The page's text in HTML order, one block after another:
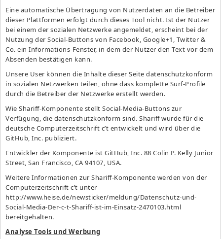
Eine automatische Übertragung von Nutzerdaten an die Betreiber
dieser Plattformen erfolgt durch dieses Tool nicht. Ist der Nutzer
bei einem der sozialen Netzwerke angemeldet, erscheint bei der
Nutzung der Social-Buttons von Facebook, Google+1, Twitter &
Co. ein Informations-Fenster, in dem der Nutzer den Text vor dem
Absenden bestätigen kann.
Unsere User können die Inhalte dieser Seite datenschutzkonform
in sozialen Netzwerken teilen, ohne dass komplette Surf-Profile
durch die Betreiber der Netzwerke erstellt werden.
Wie Shariff-Komponente stellt Social-Media-Buttons zur
Verfügung, die datenschutzkonform sind. Shariff wurde für die
deutsche Computerzeitschrift c’t entwickelt und wird über die
GitHub, Inc. publiziert.
Entwickler der Komponente ist GitHub, Inc. 88 Colin P. Kelly Junior
Street, San Francisco, CA 94107, USA.
Weitere Informationen zur Shariff-Komponente werden von der
Computerzeitschrift c’t unter
http://www.heise.de/newsticker/meldung/Datenschutz-und-
Social-Media-Der-c-t-Shariff-ist-im-Einsatz-2470103.html
bereitgehalten.
Analyse Tools und Werbung